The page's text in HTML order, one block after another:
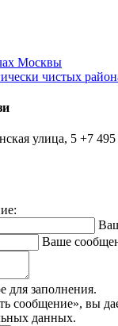
Москвы
чистых
улица, 5 +7
Ваше
для заполнения.
сообщение», вы
данных.